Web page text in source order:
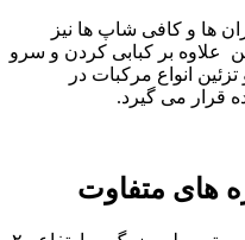
ها و کافی شاپ ها نیز
علاوه بر کبابی کردن و سرو
تزئین انواع مرکبات در
قرار می گیرد.
های متفاوت